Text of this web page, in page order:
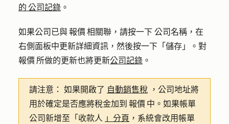
的 公司記錄 。
如果公司已與 報價 相關聯，請按一下 公司名稱 ，在
右側面板中更新詳細資訊，然後按一下「 儲存 」。對
報價 所做的更新也將更新公司記錄 。
請注意： 如果開啟了 自動銷售稅 ，公司地址將
用於確定是否應將稅金加到 報價 中。如果帳單
公司新增至「收款人 」分頁 ，系統會改用帳單